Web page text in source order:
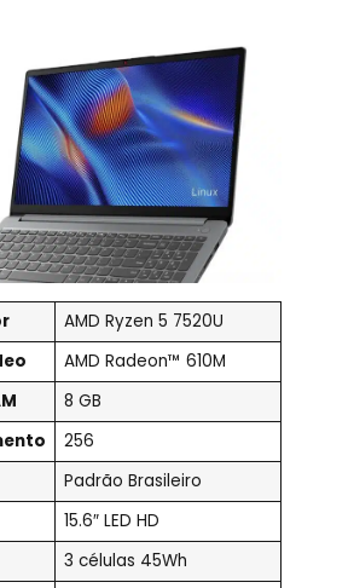
AMD Ryzen 5 7520U
‎AMD Radeon™ 610M
8 GB
256
Padrão Brasileiro
15.6″ LED HD
3 células 45Wh